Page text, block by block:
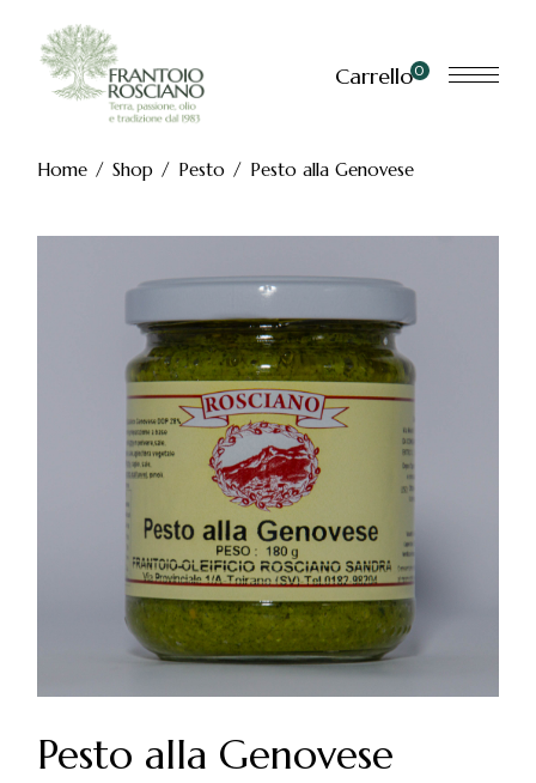
content Carrello0
Home Shop Pesto Pesto alla Genovese
Pesto alla Genovese